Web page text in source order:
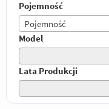
Pojemność
Pojemność
Model
Lata Produkcji